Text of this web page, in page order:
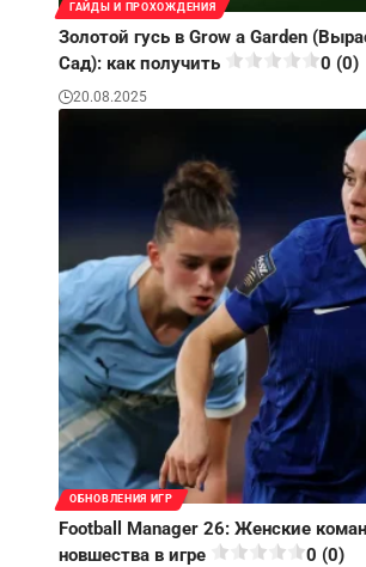
ГАЙДЫ И ПРОХОЖДЕНИЯ
Золотой гусь в Grow a Garden
Сад): как получить
0 (0)
20.08.2025
ОБНОВЛЕНИЯ ИГР
Football Manager 26: Женские
новшества в игре
0 (0)